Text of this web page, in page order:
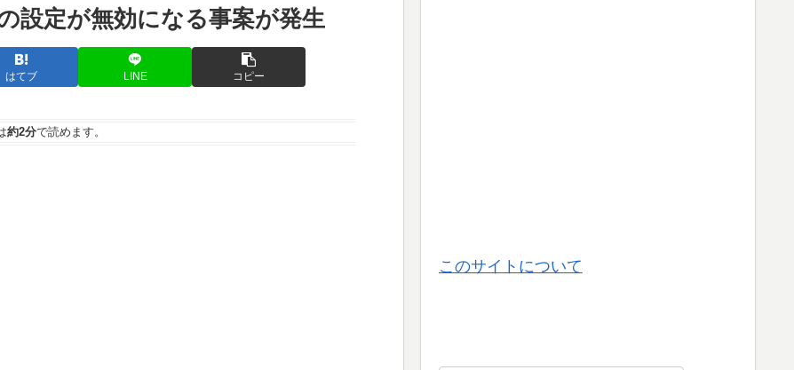
設定が無効になる事案が発生
はてブ LINE コピー
約2分で読めます。
このサイトについて